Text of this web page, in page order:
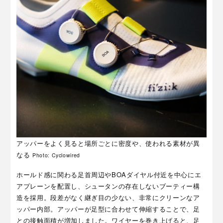
アッパーをよく見ると場所ごとに密度や、使われる素材が異
なる Photo: Cyclowired
ホールド感に関わる足首周辺やBOAダイヤル付近を中心にエ
アプレーンを配置し、シュータンの存在しないブーティー構
造を採用。段差がなく継ぎ目の少ない、非常にクリーンなア
ッパー内部。アッパーが足型に合わせて伸縮することで、足
との接触面積が増加しました。ワイヤーを巻き上げると、足